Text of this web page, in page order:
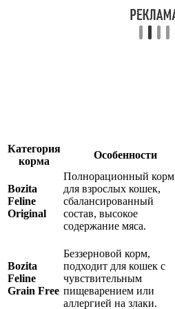
Категория
корма
Особенности
Bozita
Feline
Original
Полнорационный корм
для взрослых кошек,
сбалансированный
состав, высокое
содержание мяса.
Bozita
Feline
Grain Free
Беззерновой корм,
подходит для кошек с
чувствительным
пищеварением или
аллергией на злаки.